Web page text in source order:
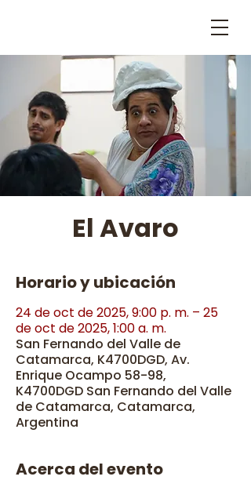
El Avaro
Horario y ubicación
24 de oct de 2025, 9:00 p. m. – 25
de oct de 2025, 1:00 a. m.
San Fernando del Valle de
Catamarca, K4700DGD, Av.
Enrique Ocampo 58-98,
K4700DGD San Fernando del Valle
de Catamarca, Catamarca,
Argentina
Acerca del evento